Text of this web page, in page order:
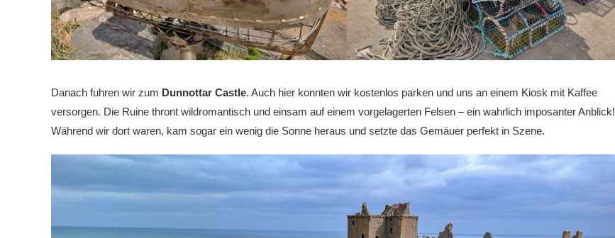
Danach fuhren wir zum Dunnottar Castle. Auch hier konnten wir kostenlos parken und uns an einem Kiosk mit Kaffee
versorgen. Die Ruine thront wildromantisch und einsam auf einem vorgelagerten Felsen – ein wahrlich imposanter Anblick!
Während wir dort waren, kam sogar ein wenig die Sonne heraus und setzte das Gemäuer perfekt in Szene.